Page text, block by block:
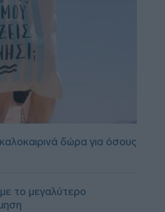
δώρα για όσους
το μεγαλύτερο